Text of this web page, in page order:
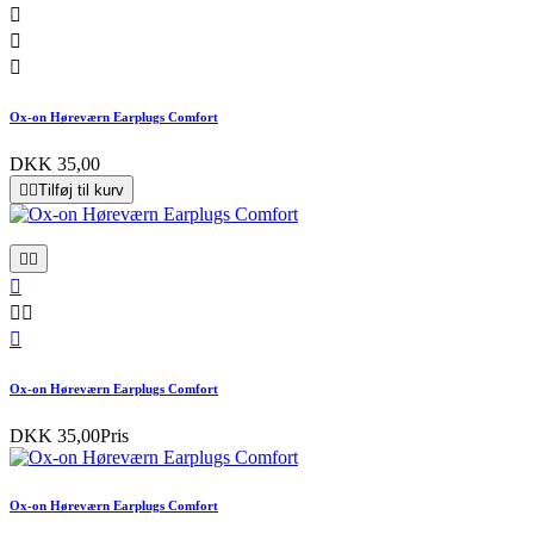



Ox-on Høreværn Earplugs Comfort
DKK 35,00
 Tilføj til kurv
 

 

Ox-on Høreværn Earplugs Comfort
DKK 35,00Pris
Ox-on Høreværn Earplugs Comfort